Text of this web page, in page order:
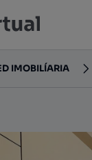
Oliveira - Vale
IMOBILÍARIA